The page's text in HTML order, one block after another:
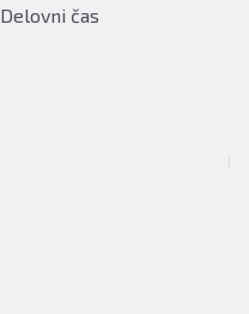
Delovni čas